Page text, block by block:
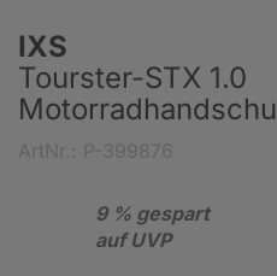
IXS
Tourster-STX 1.0
9 % gespart
auf UVP